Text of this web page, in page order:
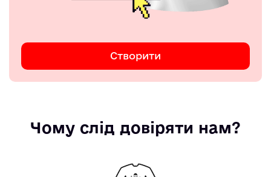
Створити
Чому слід довіряти нам?